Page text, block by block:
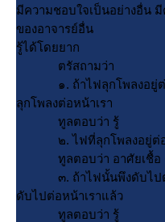
มีความชอบใจเป็นอย่างอื่น
ของอาจารย์อื่น
รู้ได้โดยยาก
ตรัสถามว่า
๑. ถ้าไฟลุกโพลงอยู่ต่อ
ลุกโพลงต่อหน้าเรา
ทูลตอบว่า รู้
๒. ไฟที่ลุกโพลงอยู่ต่อห
ทูลตอบว่า อาศัยเชื้อ คื
๓. ถ้าไฟนั้นพึงดับไปต่อ
ดับไปต่อหน้าเราแล้ว
ทูลตอบว่า รู้